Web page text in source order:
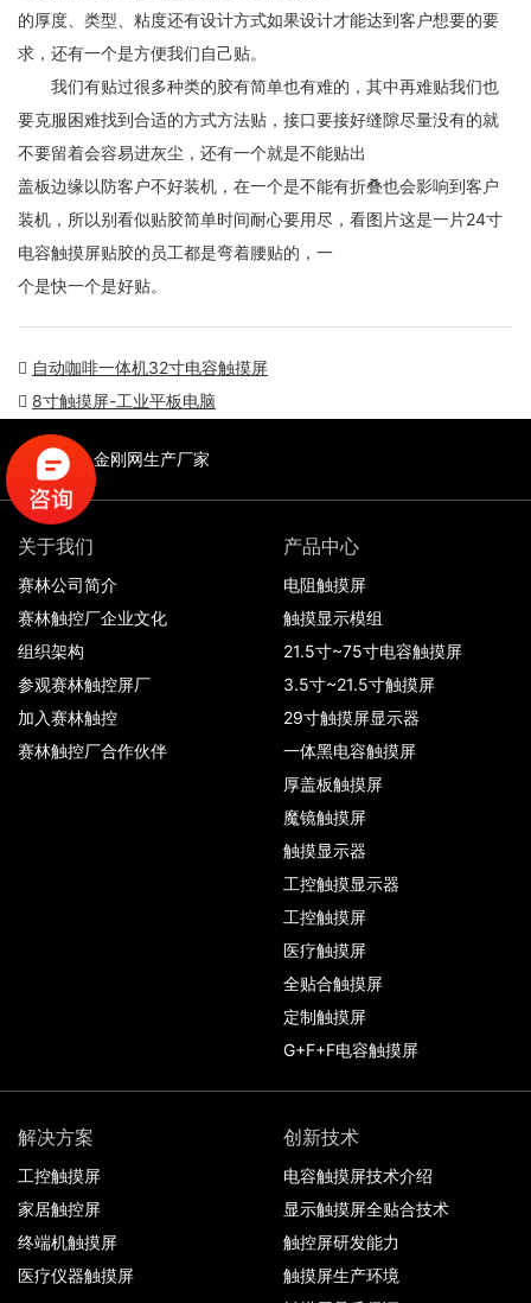
的厚度、类型、粘度还有设计方式如果设计才能达到客户想要的要
求，还有一个是方便我们自己贴。
我们有贴过很多种类的胶有简单也有难的，其中再难贴我们也
要克服困难找到合适的方式方法贴，接口要接好缝隙尽量没有的就
不要留着会容易进灰尘，还有一个就是不能贴出
盖板边缘以防客户不好装机，在一个是不能有折叠也会影响到客户
装机，所以别看似贴胶简单时间耐心要用尽，看图片这是一片24寸
电容触摸屏贴胶的员工都是弯着腰贴的，一
个是快一个是好贴。
自动咖啡一体机32寸电容触摸屏
8寸触摸屏-工业平板电脑
友情链接: 金刚网生产厂家
关于我们
赛林公司简介
赛林触控厂企业文化
组织架构
参观赛林触控屏厂
加入赛林触控
赛林触控厂合作伙伴
产品中心
电阻触摸屏
触摸显示模组
21.5寸~75寸电容触摸屏
3.5寸~21.5寸触摸屏
29寸触摸屏显示器
一体黑电容触摸屏
厚盖板触摸屏
魔镜触摸屏
触摸显示器
工控触摸显示器
工控触摸屏
医疗触摸屏
全贴合触摸屏
定制触摸屏
G+F+F电容触摸屏
解决方案
工控触摸屏
家居触控屏
终端机触摸屏
医疗仪器触摸屏
创新技术
电容触摸屏技术介绍
显示触摸屏全贴合技术
触控屏研发能力
触摸屏生产环境